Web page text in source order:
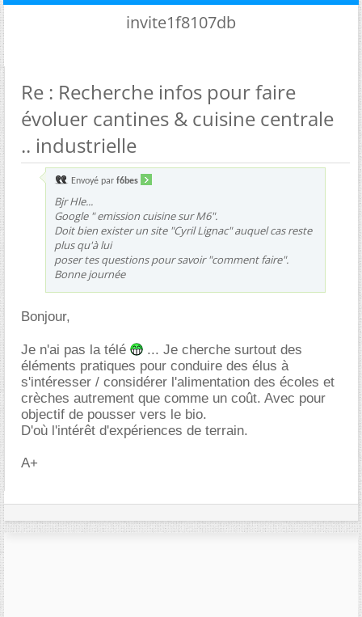
invite1f8107db
Re : Recherche infos pour faire
évoluer cantines & cuisine centrale
.. industrielle
Envoyé par f6bes
Bjr Hle...
Google " emission cuisine sur M6".
Doit bien exister un site "Cyril Lignac" auquel cas reste
plus qu'à lui
poser tes questions pour savoir "comment faire".
Bonne journée
Bonjour,
Je n'ai pas la télé
... Je cherche surtout des
éléments pratiques pour conduire des élus à
s'intéresser / considérer l'alimentation des écoles et
crèches autrement que comme un coût. Avec pour
objectif de pousser vers le bio.
D'où l'intérêt d'expériences de terrain.
A+